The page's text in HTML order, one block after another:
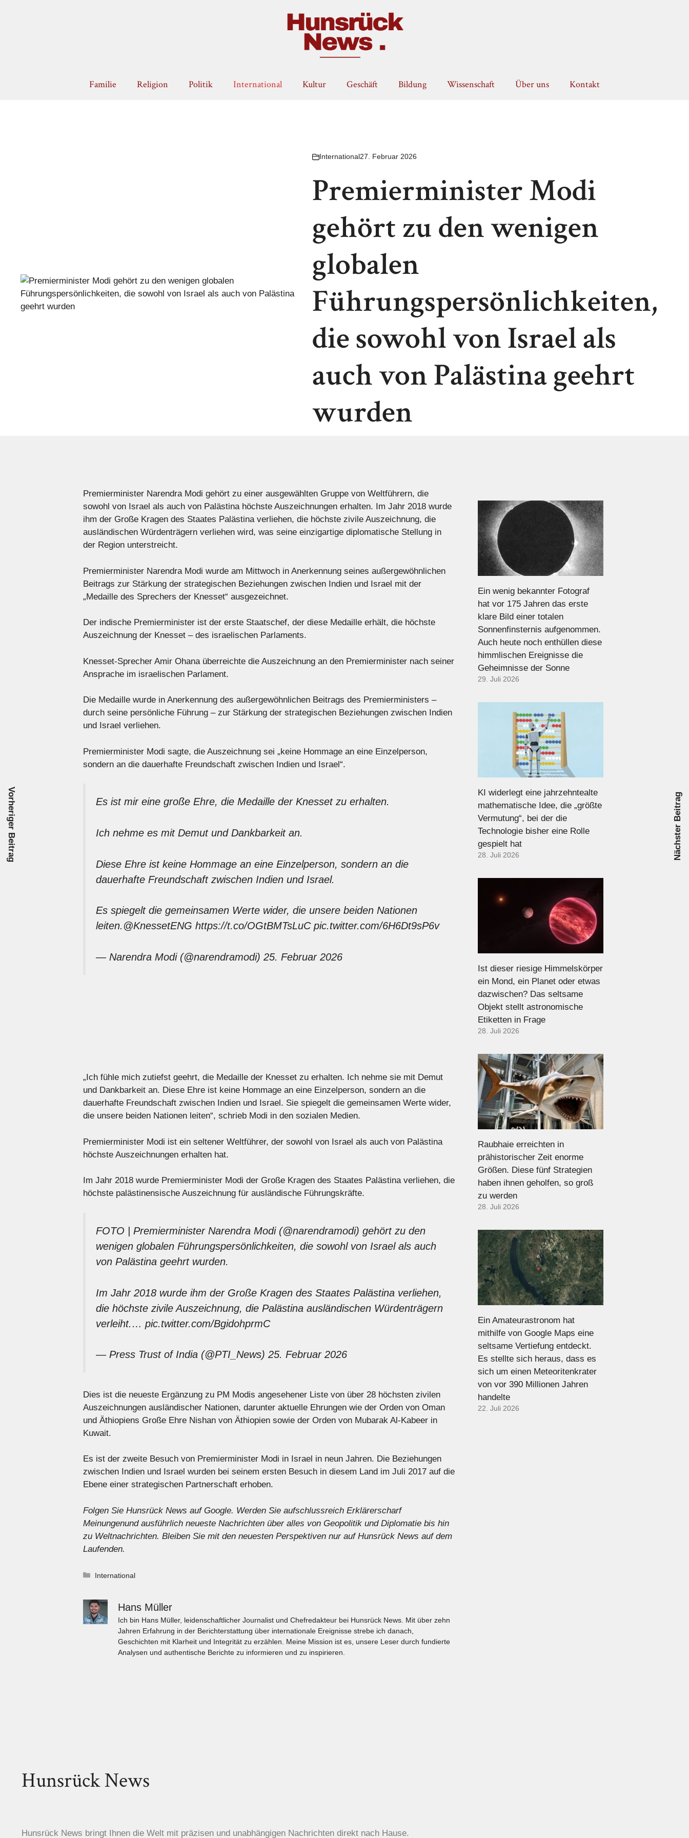
Familie Religion Politik International Kultur Geschäft Bildung Wissenschaft Über uns Kontakt
International27. Februar 2026
Premierminister Modi
gehört zu den wenigen
globalen
Führungspersönlichkeiten,
die sowohl von Israel als
auch von Palästina geehrt
wurden
Premierminister Narendra Modi gehört zu einer ausgewählten Gruppe von Weltführern, die
sowohl von Israel als auch von Palästina höchste Auszeichnungen erhalten. Im Jahr 2018 wurde
ihm der Große Kragen des Staates Palästina verliehen, die höchste zivile Auszeichnung, die
ausländischen Würdenträgern verliehen wird, was seine einzigartige diplomatische Stellung in
der Region unterstreicht.
Premierminister Narendra Modi wurde am Mittwoch in Anerkennung seines außergewöhnlichen
Beitrags zur Stärkung der strategischen Beziehungen zwischen Indien und Israel mit der
„Medaille des Sprechers der Knesset“ ausgezeichnet.
Der indische Premierminister ist der erste Staatschef, der diese Medaille erhält, die höchste
Auszeichnung der Knesset – des israelischen Parlaments.
Knesset-Sprecher Amir Ohana überreichte die Auszeichnung an den Premierminister nach seiner
Ansprache im israelischen Parlament.
Die Medaille wurde in Anerkennung des außergewöhnlichen Beitrags des Premierministers –
durch seine persönliche Führung – zur Stärkung der strategischen Beziehungen zwischen Indien
und Israel verliehen.
Premierminister Modi sagte, die Auszeichnung sei „keine Hommage an eine Einzelperson,
sondern an die dauerhafte Freundschaft zwischen Indien und Israel“.
Es ist mir eine große Ehre, die Medaille der Knesset zu erhalten.
Ich nehme es mit Demut und Dankbarkeit an.
Diese Ehre ist keine Hommage an eine Einzelperson, sondern an die
dauerhafte Freundschaft zwischen Indien und Israel.
Es spiegelt die gemeinsamen Werte wider, die unsere beiden Nationen
leiten. @KnessetENG https://t.co/OGtBMTsLuC pic.twitter.com/6H6Dt9sP6v
— Narendra Modi (@narendramodi) 25. Februar 2026
„Ich fühle mich zutiefst geehrt, die Medaille der Knesset zu erhalten. Ich nehme sie mit Demut
und Dankbarkeit an. Diese Ehre ist keine Hommage an eine Einzelperson, sondern an die
dauerhafte Freundschaft zwischen Indien und Israel. Sie spiegelt die gemeinsamen Werte wider,
die unsere beiden Nationen leiten“, schrieb Modi in den sozialen Medien.
Premierminister Modi ist ein seltener Weltführer, der sowohl von Israel als auch von Palästina
höchste Auszeichnungen erhalten hat.
Im Jahr 2018 wurde Premierminister Modi der Große Kragen des Staates Palästina verliehen, die
höchste palästinensische Auszeichnung für ausländische Führungskräfte.
FOTO | Premierminister Narendra Modi (@narendramodi) gehört zu den
wenigen globalen Führungspersönlichkeiten, die sowohl von Israel als auch
von Palästina geehrt wurden.
Im Jahr 2018 wurde ihm der Große Kragen des Staates Palästina verliehen,
die höchste zivile Auszeichnung, die Palästina ausländischen Würdenträgern
verleiht.… pic.twitter.com/BgidohprmC
— Press Trust of India (@PTI_News) 25. Februar 2026
Dies ist die neueste Ergänzung zu PM Modis angesehener Liste von über 28 höchsten zivilen
Auszeichnungen ausländischer Nationen, darunter aktuelle Ehrungen wie der Orden von Oman
und Äthiopiens Große Ehre Nishan von Äthiopien sowie der Orden von Mubarak Al-Kabeer in
Kuwait.
Es ist der zweite Besuch von Premierminister Modi in Israel in neun Jahren. Die Beziehungen
zwischen Indien und Israel wurden bei seinem ersten Besuch in diesem Land im Juli 2017 auf die
Ebene einer strategischen Partnerschaft erhoben.
Folgen Sie Hunsrück News auf Google. Werden Sie aufschlussreich Erklärerscharf
Meinungenund ausführlich neueste Nachrichten über alles von Geopolitik und Diplomatie bis hin
zu Weltnachrichten. Bleiben Sie mit den neuesten Perspektiven nur auf Hunsrück News auf dem
Laufenden.
Kategorien
International
Hans Müller
Ich bin Hans Müller, leidenschaftlicher Journalist und Chefredakteur bei Hunsrück News. Mit über zehn
Jahren Erfahrung in der Berichterstattung über internationale Ereignisse strebe ich danach,
Geschichten mit Klarheit und Integrität zu erzählen. Meine Mission ist es, unsere Leser durch fundierte
Analysen und authentische Berichte zu informieren und zu inspirieren.
Vorheriger Beitrag Nächster Beitrag
Ein wenig bekannter Fotograf
hat vor 175 Jahren das erste
klare Bild einer totalen
Sonnenfinsternis aufgenommen.
Auch heute noch enthüllen diese
himmlischen Ereignisse die
Geheimnisse der Sonne
29. Juli 2026
KI widerlegt eine jahrzehntealte
mathematische Idee, die „größte
Vermutung“, bei der die
Technologie bisher eine Rolle
gespielt hat
28. Juli 2026
Ist dieser riesige Himmelskörper
ein Mond, ein Planet oder etwas
dazwischen? Das seltsame
Objekt stellt astronomische
Etiketten in Frage
28. Juli 2026
Raubhaie erreichten in
prähistorischer Zeit enorme
Größen. Diese fünf Strategien
haben ihnen geholfen, so groß
zu werden
28. Juli 2026
Ein Amateurastronom hat
mithilfe von Google Maps eine
seltsame Vertiefung entdeckt.
Es stellte sich heraus, dass es
sich um einen Meteoritenkrater
von vor 390 Millionen Jahren
handelte
22. Juli 2026
Hunsrück News
Hunsrück News bringt Ihnen die Welt mit präzisen und unabhängigen Nachrichten direkt nach Hause.